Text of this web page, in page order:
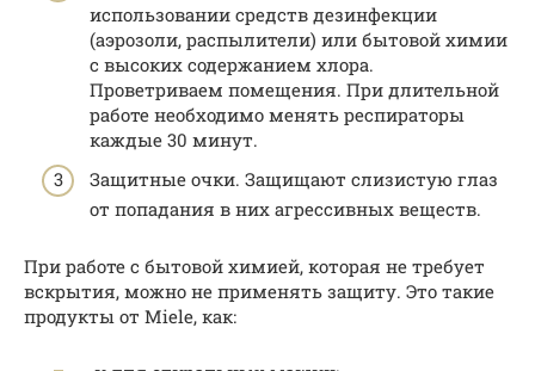
использовании средств дезинфекции
(аэрозоли, распылители) или бытовой химии
с высоких содержанием хлора.
Проветриваем помещения. При длительной
работе необходимо менять респираторы
каждые 30 минут.
Защитные очки. Защищают слизистую глаз
от попадания в них агрессивных веществ.
При работе с бытовой химией, которая не требует
вскрытия, можно не применять защиту. Это такие
продукты от Miele, как: